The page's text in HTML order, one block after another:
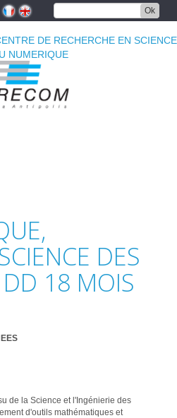
Ok
DE RECHERCHE EN
NUMERIQUE
DES
18 MOIS
de la Science et l'Ingénierie des
d'outils mathématiques et